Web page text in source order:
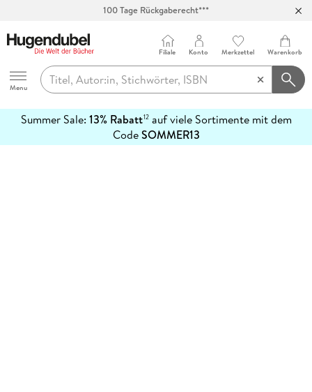
100 Tage Rückgaberecht***
Hugendubel
Menu
Filiale Konto Merkzettel Warenkorb
Summer Sale: 13% Rabatt12auf viele Sortimente mit dem
CodeSOMMER13
erfahren